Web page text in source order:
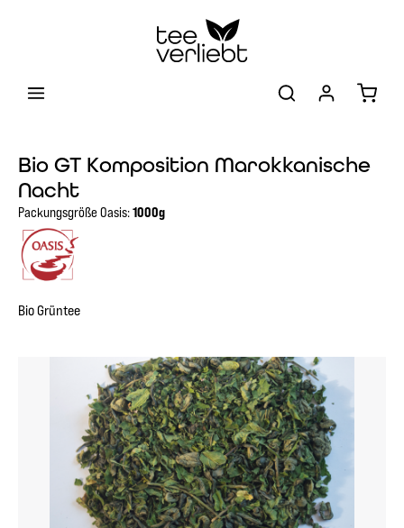
Bio GT Komposition Marokkanische
Nacht
Packungsgröße Oasis:1000g
Bio Grüntee
Bildergalerie überspringen